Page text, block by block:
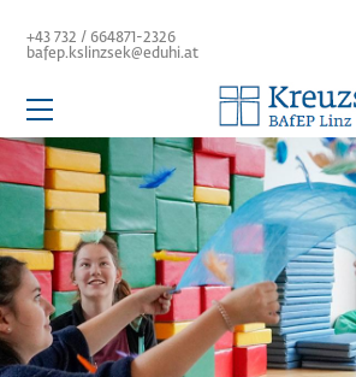
zum+43 732 / 664871-2326
bafep.kslinzsek@eduhi.at
Hauptnavigation
Schule
Aktuelles
Team
BAfEP
Aufbaulehrgang
Kolleg
Service / Links